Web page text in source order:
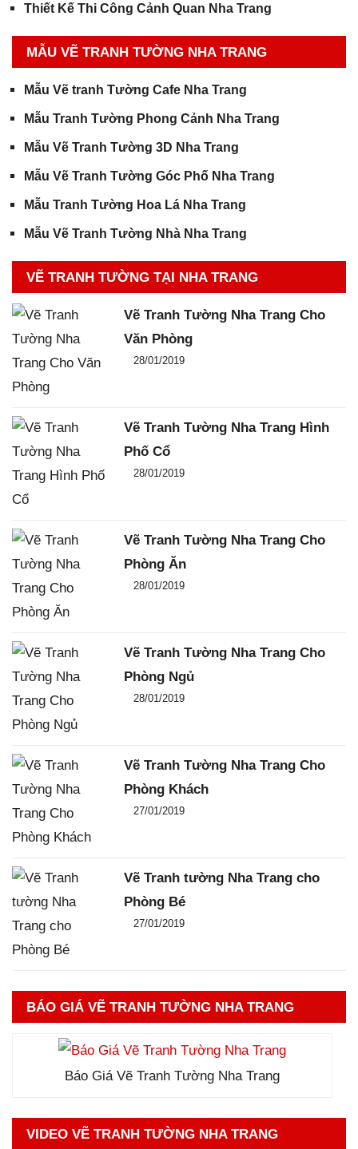
Thiết Kế Thi Công Cảnh Quan Nha Trang
MẪU VẼ TRANH TƯỜNG NHA TRANG
Mẫu Vẽ tranh Tường Cafe Nha Trang
Mẫu Tranh Tường Phong Cảnh Nha Trang
Mẫu Vẽ Tranh Tường 3D Nha Trang
Mẫu Vẽ Tranh Tường Góc Phố Nha Trang
Mẫu Tranh Tường Hoa Lá Nha Trang
Mẫu Vẽ Tranh Tường Nhà Nha Trang
VẼ TRANH TƯỜNG TẠI NHA TRANG
Vẽ Tranh Tường Nha Trang Cho
Văn Phòng
Đăng ngày
28/01/2019
Vẽ Tranh Tường Nha Trang Hình
Phố Cổ
Đăng ngày
28/01/2019
Vẽ Tranh Tường Nha Trang Cho
Phòng Ăn
Đăng ngày
28/01/2019
Vẽ Tranh Tường Nha Trang Cho
Phòng Ngủ
Đăng ngày
28/01/2019
Vẽ Tranh Tường Nha Trang Cho
Phòng Khách
Đăng ngày
27/01/2019
Vẽ Tranh tường Nha Trang cho
Phòng Bé
Đăng ngày
27/01/2019
BÁO GIÁ VẼ TRANH TƯỜNG NHA TRANG
Báo Giá Vẽ Tranh Tường Nha Trang
VIDEO VẼ TRANH TƯỜNG NHA TRANG